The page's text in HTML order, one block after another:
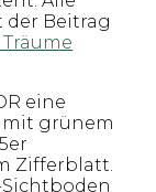
der Beitrag
Träume
eine
mit grünem
Zifferblatt.